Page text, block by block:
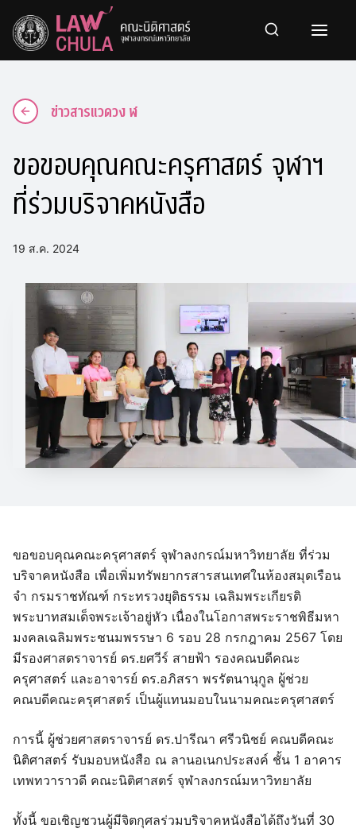
content
ข่าวสารแวดวง ฬ
ขอขอบคุณคณะครุศาสตร์ จุฬาฯ
ที่ร่วมบริจาคหนังสือ
19 ส.ค. 2024
ขอขอบคุณคณะครุศาสตร์ จุฬาลงกรณ์มหาวิทยาลัย ที่ร่วม
บริจาคหนังสือ เพื่อเพิ่มทรัพยากรสารสนเทศในห้องสมุดเรือน
จำ กรมราชทัณฑ์ กระทรวงยุติธรรม เฉลิมพระเกียรติ
พระบาทสมเด็จพระเจ้าอยู่หัว เนื่องในโอกาสพระราชพิธีมหา
มงคลเฉลิมพระชนมพรรษา 6 รอบ 28 กรกฎาคม 2567 โดย
มีรองศาสตราจารย์ ดร.ยศวีร์ สายฟ้า รองคณบดีคณะ
ครุศาสตร์ และอาจารย์ ดร.อภิสรา พรรัตนานุกูล ผู้ช่วย
คณบดีคณะครุศาสตร์ เป็นผู้แทนมอบในนามคณะครุศาสตร์
การนี้ ผู้ช่วยศาสตราจารย์ ดร.ปารีณา ศรีวนิชย์ คณบดีคณะ
นิติศาสตร์ รับมอบหนังสือ ณ ลานอเนกประสงค์ ชั้น 1 อาคาร
เทพทวาราวดี คณะนิติศาสตร์ จุฬาลงกรณ์มหาวิทยาลัย
ทั้งนี้ ขอเชิญชวนผู้มีจิตกุศลร่วมบริจาคหนังสือได้ถึงวันที่ 30